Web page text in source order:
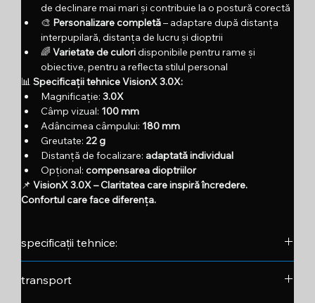
de declinare mai mari și contribuie la o postură corectă
🎨 Personalizare completă – adaptare după distanța
interpupilară, distanța de lucru și dioptrii
🌈 Varietate de culori disponibile pentru rame și
obiective, pentru a reflecta stilul personal
📊 Specificații tehnice VisionX 3.0X:
Magnificație: 3.0X
Câmp vizual: 100 mm
Adâncimea câmpului: 180 mm
Greutate: 22 g
Distanță de focalizare: adaptată individual
Opțional: compensarea dioptriilor
📌 VisionX 3.0X – Claritatea care inspiră încredere.
Confortul care face diferența.
specificații tehnice:
câmp visual:
transport